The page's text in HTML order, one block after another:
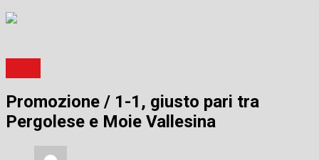
Promozione / 1-1, giusto pari tra
Pergolese e Moie Vallesina